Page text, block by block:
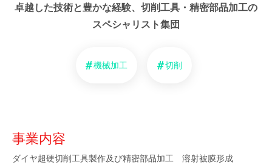
卓越した技術と豊かな経験、切削工具・精密部品加工の
スペシャリスト集団
機械加工 切削
事業内容
ダイヤ超硬切削工具製作及び精密部品加工 溶射被膜形成